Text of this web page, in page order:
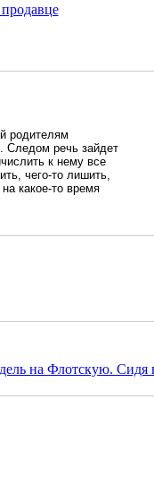
родителям
Следом речь зайдет
к нему все
чего-то лишить,
какое-то время
на Флотскую.